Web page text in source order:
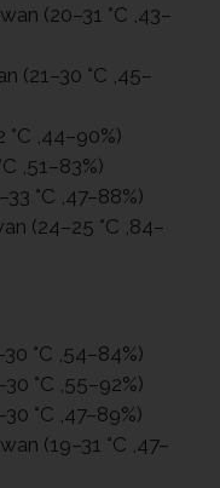
(20–31 °C ,43–
(21–30 °C ,45–
°C ,44–90%)
,51–83%)
°C ,47–88%)
(24–25 °C ,84–
°C ,54–84%)
°C ,55–92%)
°C ,47–89%)
(19–31 °C ,47–